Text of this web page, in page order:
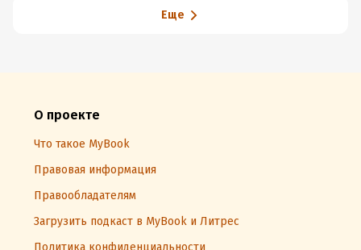
Еще
О проекте
Что такое MyBook
Правовая информация
Правообладателям
Загрузить подкаст в MyBook и Литрес
Политика конфиденциальности